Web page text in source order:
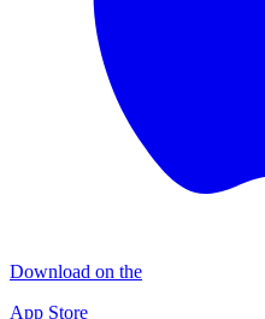
Download on the
App Store